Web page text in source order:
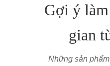
Gợi ý
gian
Những sản